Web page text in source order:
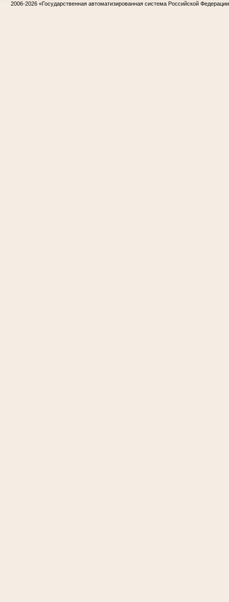
2006-2026 «Государственная автоматизированная система Российской